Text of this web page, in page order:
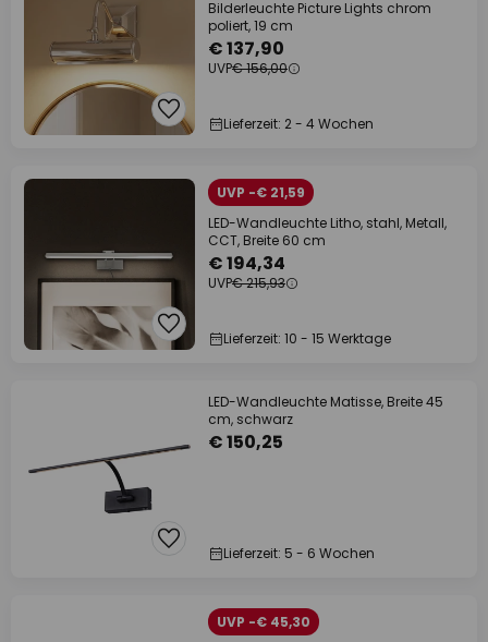
Bilderleuchte Picture Lights chrom
poliert, 19 cm
€ 137,90
UVP€ 156,00
Lieferzeit: 2 - 4 Wochen
UVP -€ 21,59
LED-Wandleuchte Litho, stahl, Metall,
CCT, Breite 60 cm
€ 194,34
UVP€ 215,93
Lieferzeit: 10 - 15 Werktage
LED-Wandleuchte Matisse, Breite 45
cm, schwarz
€ 150,25
Lieferzeit: 5 - 6 Wochen
UVP -€ 45,30